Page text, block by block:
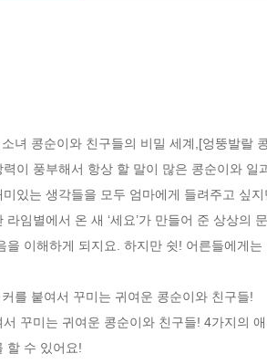
녀 콩순이와 친구들의 비밀 세계,[엉뚱발랄
이 풍부해서 항상 할 말이 많은 콩순이와 일
있는 생각들을 모두 엄마에게 들려주고 싶
라임별에서 온 새 ‘세요’가 만들어 준 상상
을 이해하게 되지요. 하지만 쉿! 어른들에게는
를 붙여서 꾸미는 귀여운 콩순이와 친구들!
꾸미는 귀여운 콩순이와 친구들! 4가지의
할 수 있어요!